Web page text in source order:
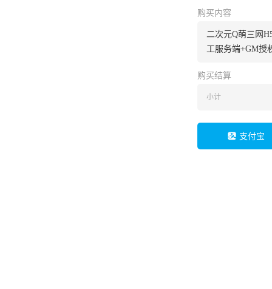
购买内容
二次元Q萌三网
工服务端+GM授
购买结算
小计
支付宝